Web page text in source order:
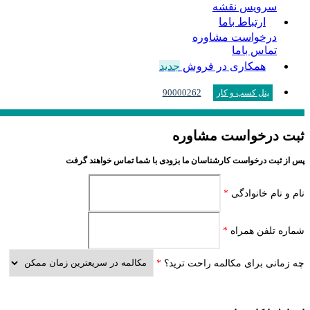
سرویس نقشه
ارتباط باما
درخواست مشاوره
تماس باما
همکاری در فروش جدید
پنل کسب و کار 90000262
ثبت درخواست مشاوره
پس از ثبت درخواست کارشناسان ما بزودی با شما تماس خواهند گرفت
نام و نام خانوادگی *
شماره تلفن همراه *
چه زمانی برای مکالمه راحت ترید؟ *